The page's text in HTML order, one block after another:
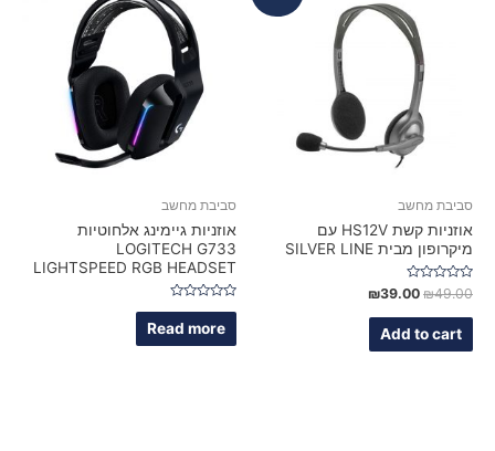
סביבת מחשב
אוזניות קשת HS12V עם
מיקרופון מבית SILVER LINE
Rated
0
out
₪49.00
₪39.00
Add to cart
סביבת מחשב
אוזניות גיימינג אלחוטיות
LOGITECH G733
LIGHTSPEED RGB HEADSET
Rated
out
of
Read more